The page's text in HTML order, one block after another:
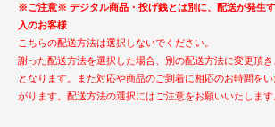
※ご注意※ デジタル商品・投げ銭とは別に、配送が発生
入のお客様
こちらの配送方法は選択しないでください。
謝った配送方法を選択した場合、別の配送方法に変更頂
となります。また対応や商品のご到着に相応のお時間を
がります。配送方法の選択にはご注意をお願いいたします